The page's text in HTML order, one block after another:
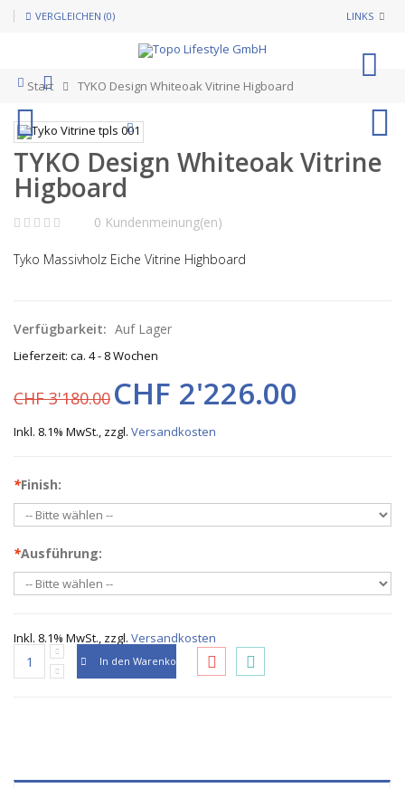
VERGLEICHEN (0) LINKS
Start TYKO Design Whiteoak Vitrine Higboard
TYKO Design Whiteoak Vitrine
Higboard
0 Kundenmeinung(en)
Tyko Massivholz Eiche Vitrine Highboard
Verfügbarkeit: Auf Lager
Lieferzeit: ca. 4 - 8 Wochen
CHF 3'180.00 CHF 2'226.00
Inkl. 8.1% MwSt., zzgl. Versandkosten
*Finish:
*Ausführung:
Inkl. 8.1% MwSt., zzgl. Versandkosten
In den Warenkorb